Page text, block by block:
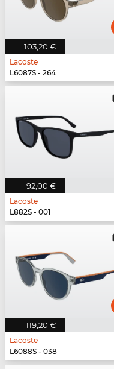
103,20 €
Lacoste
L6087S - 264
92,00 €
Lacoste
L882S - 001
119,20 €
Lacoste
L6088S - 038